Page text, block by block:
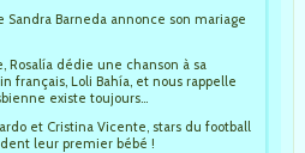
Barneda annonce son mariage
Rosalía dédie une chanson à sa
français, Loli Bahía, et nous rappelle
existe toujours...
et Cristina Vicente, stars du football
leur premier bébé !